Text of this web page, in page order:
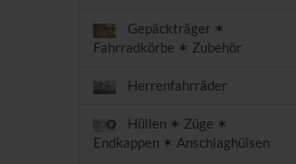
Gepäckträger ✶
Fahrradkörbe ✶ Zubehör
Herrenfahrräder
Hüllen ✶ Züge ✶
Endkappen ✶ Anschlaghülsen